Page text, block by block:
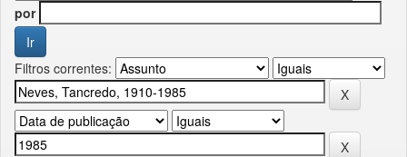
por
Filtros correntes: